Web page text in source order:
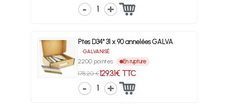
1
Ptes D34° 31 x 90 annelées GALVA
GALVANISÉ
2200 pointes En rupture
178.20 €129.31€ TTC
1